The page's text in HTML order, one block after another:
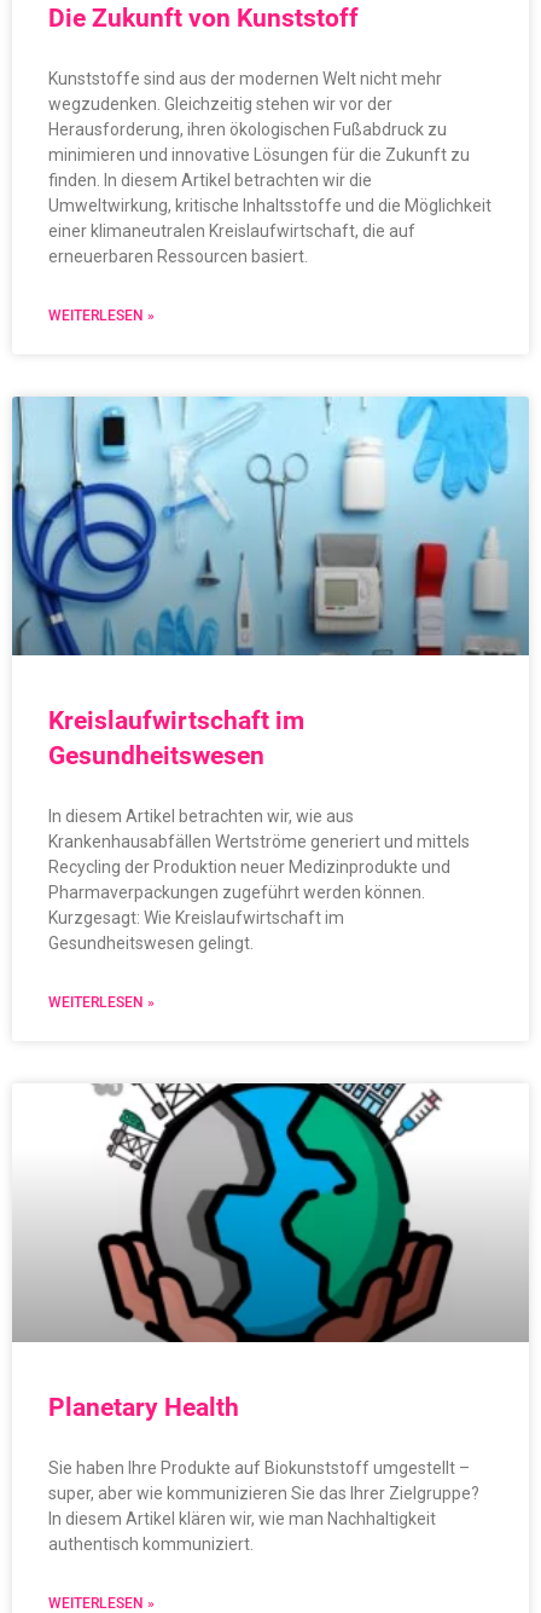
Die Zukunft von Kunststoff
Kunststoffe sind aus der modernen Welt nicht mehr
wegzudenken. Gleichzeitig stehen wir vor der
Herausforderung, ihren ökologischen Fußabdruck zu
minimieren und innovative Lösungen für die Zukunft zu
finden. In diesem Artikel betrachten wir die
Umweltwirkung, kritische Inhaltsstoffe und die Möglichkeit
einer klimaneutralen Kreislaufwirtschaft, die auf
erneuerbaren Ressourcen basiert.
WEITERLESEN »
Kreislaufwirtschaft im
Gesundheitswesen
In diesem Artikel betrachten wir, wie aus
Krankenhausabfällen Wertströme generiert und mittels
Recycling der Produktion neuer Medizinprodukte und
Pharmaverpackungen zugeführt werden können.
Kurzgesagt: Wie Kreislaufwirtschaft im
Gesundheitswesen gelingt.
WEITERLESEN »
Planetary Health
Sie haben Ihre Produkte auf Biokunststoff umgestellt –
super, aber wie kommunizieren Sie das Ihrer Zielgruppe?
In diesem Artikel klären wir, wie man Nachhaltigkeit
authentisch kommuniziert.
WEITERLESEN »